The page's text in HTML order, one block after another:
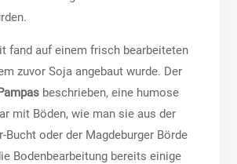
fand auf einem frisch bearbeiteten
zuvor Soja angebaut wurde. Der
beschrieben, eine humose
mit Böden, wie man sie aus der
Bucht oder der Magdeburger Börde
Bodenbearbeitung bereits einige